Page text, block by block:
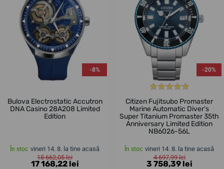
-8%
Bulova Electrostatic Accutron
DNA Casino 28A208 Limited
Edition
În stoc vineri 14. 8. la tine acasă
18 662,05 lei
17 168,22 lei
-20%
Citizen Fujitsubo Promaster
Marine Automatic Diver's
Super Titanium Promaster 35th
Anniversary Limited Edition
NB6026-56L
În stoc vineri 14. 8. la tine acasă
4 697,99 lei
3 758,39 lei